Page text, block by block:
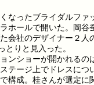
なったブライダルファ
ホールで開いた。岡
会社のデザイナー２
とりと見入った。
ンショーが開かれるの
テージ上でドレスにつ
構成。桂さんが選定に